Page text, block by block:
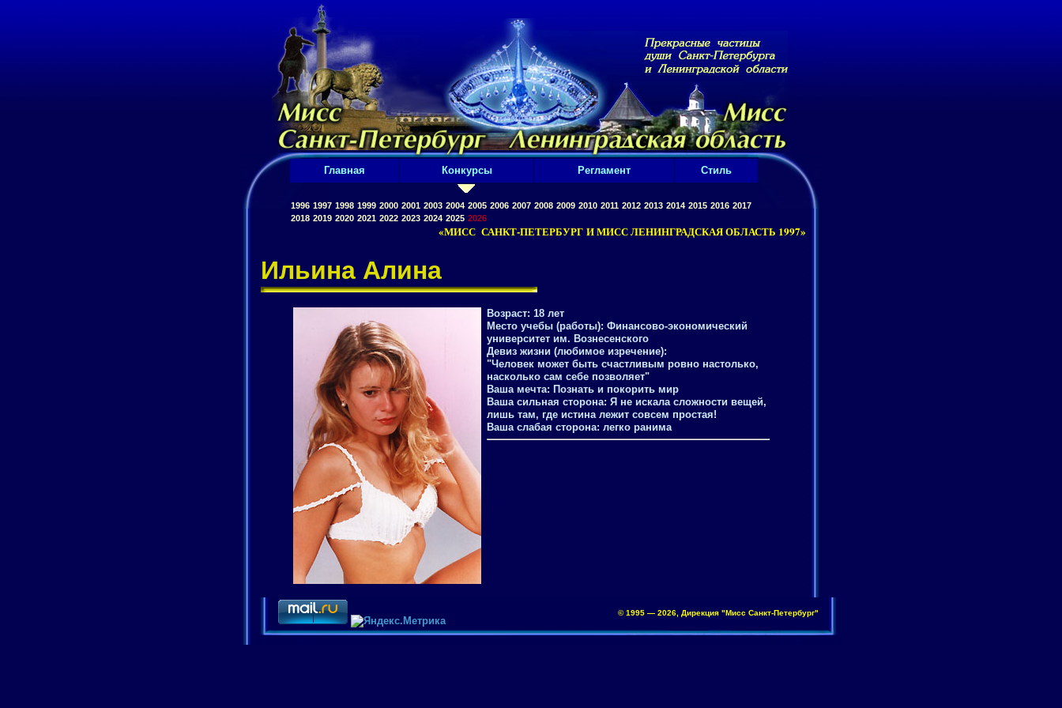
Главная Конкурсы Регламент Стиль
1996 1997 1998 1999 2000 2001 2003 2004 2005 2006 2007 2008 2009 2010 2011 2012 2013 2014 2015 2016 2017
2018 2019 2020 2021 2022 2023 2024 2025 2026
«МИСС САНКТ-ПЕТЕРБУРГ И МИСС ЛЕНИНГРАДСКАЯ ОБЛАСТЬ 1997»
Ильина Алина
Возраст: 18 лет
Место учебы (работы): Финансово-экономический
университет им. Вознесенского
Девиз жизни (любимое изречение):
"Человек может быть счастливым ровно настолько,
насколько сам себе позволяет"
Ваша мечта: Познать и покорить мир
Ваша сильная сторона: Я не искала сложности вещей,
лишь там, где истина лежит совсем простая!
Ваша слабая сторона: легко ранима
© 1995 — 2026, Диpекция "Мисс Санкт-Петеpбуpг"